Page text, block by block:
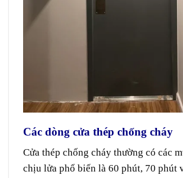
Các dòng cửa thép chống cháy
Cửa thép chống cháy thường có các
chịu lửa phổ biến là 60 phút, 70 phút